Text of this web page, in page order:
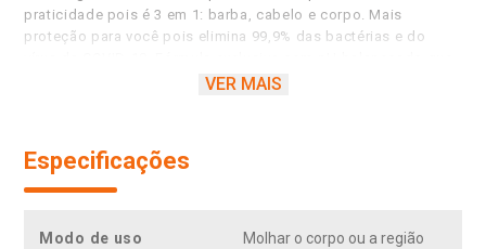
praticidade pois é 3 em 1: barba, cabelo e corpo. Mais
proteção para você pois elimina 99,9% das bactérias e do
ajuda a limpar e remover as impurezas da pele. Cria uma
cabelo limpo e com um perfume muito agradável. Para a barba:
prepara a sua pele para um barbear suave.
VER MAIS
Especificações
Modo de uso
Molhar o corpo ou a região